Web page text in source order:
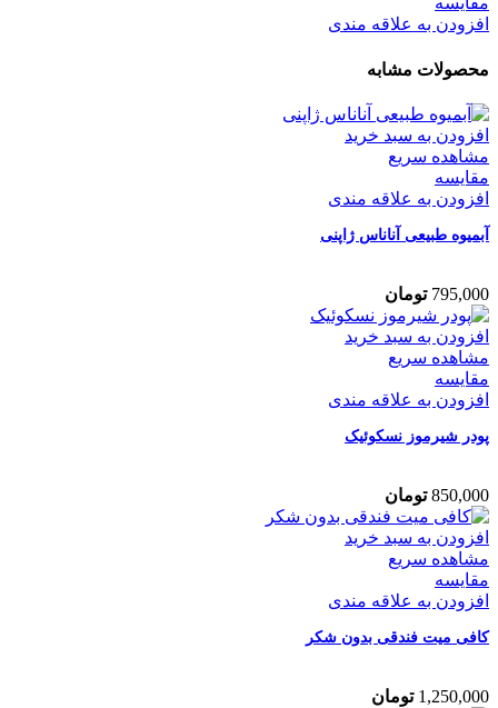
افزودن به علاقه مندی
محصولات مشابه
افزودن به سبد خرید
مشاهده سریع
مقایسه
افزودن به علاقه مندی
آبمیوه طبیعی آناناس ژاپنی
795,000 تومان
افزودن به سبد خرید
مشاهده سریع
مقایسه
افزودن به علاقه مندی
پودر شیرموز نسکوئیک
850,000 تومان
افزودن به سبد خرید
مشاهده سریع
مقایسه
افزودن به علاقه مندی
کافی‌ میت فندقی بدون شکر
1,250,000 تومان